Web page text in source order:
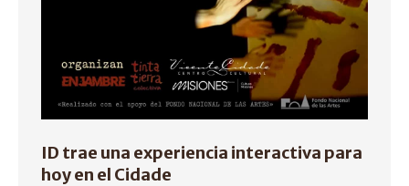
ID trae una experiencia interactiva para
hoy en el Cidade